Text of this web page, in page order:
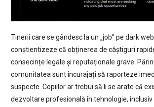
Tinerii care se gândesc la un „job” pe dark
conștientizeze că obținerea de câștiguri
consecințe legale și reputaționale grave.
comunitatea sunt încurajați să raporteze
suspecte. Copiilor ar trebui să li se arate că
dezvoltare profesională în tehnologie, inclusiv